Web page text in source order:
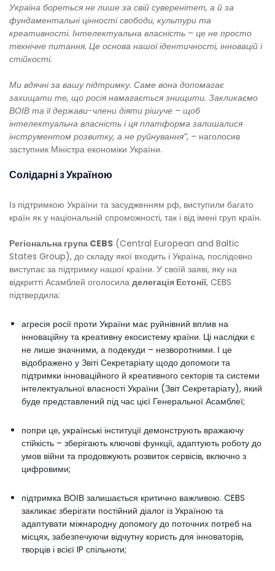
Україна бореться не лише за свій суверенітет, а й за
фундаментальні цінності свободи, культури та
креативності. Інтелектуальна власність – це не просто
технічне питання. Це основа нашої ідентичності, інновацій і
стійкості.
Ми вдячні за вашу підтримку. Саме вона допомагає
захищати те, що росія намагається знищити. Закликаємо
ВОІВ та її держави-члени діяти рішуче – щоб
інтелектуальна власність і ця платформа залишалися
інструментом розвитку, а не руйнування”, – наголосив
заступник Міністра економіки України.
Солідарні з Україною
Із підтримкою України та засудженням рф, виступили багато
країн як у національній спроможності, так і від імені груп країн.
Регіональна група CEBS (Central European and Baltic
States Group), до складу якої входить і Україна, послідовно
виступає за підтримку нашої країни. У своїй заяві, яку на
відкритті Асамблей оголосила делегація Естонії, CEBS
підтвердила:
агресія росії проти України має руйнівний вплив на
інноваційну та креативну екосистему країни. Ці наслідки є
не лише значними, а подекуди – незворотними. І це
відображено у Звіті Секретаріату щодо допомоги та
підтримки інноваційного й креативного секторів та системи
інтелектуальної власності України (Звіт Секретаріату), який
буде представлений під час цієї Генеральної Асамблеї;
попри це, українські інституції демонструють вражаючу
стійкість – зберігають ключові функції, адаптують роботу до
умов війни та продовжують розвиток сервісів, включно з
цифровими;
підтримка ВОІВ залишається критично важливою. CEBS
закликає зберігати постійний діалог із Україною та
адаптувати міжнародну допомогу до поточних потреб на
місцях, забезпечуючи відчутну користь для інноваторів,
творців і всієї IP спільноти;